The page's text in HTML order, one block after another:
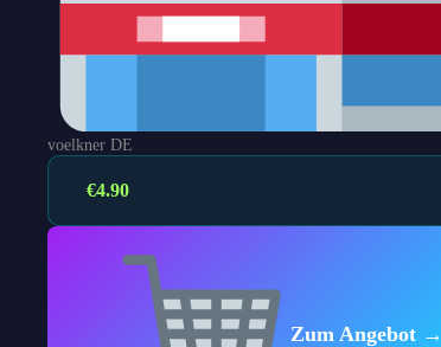
voelkner DE
€4.90
Zum Angebot →